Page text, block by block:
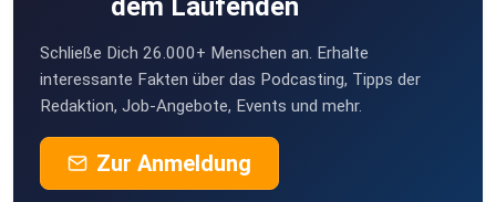
dem Laufenden
Schließe Dich 26.000+ Menschen an. Erhalte
interessante Fakten über das Podcasting, Tipps der
Redaktion, Job-Angebote, Events und mehr.
Zur Anmeldung